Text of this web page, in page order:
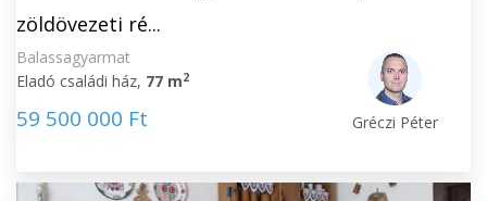
zöldövezeti ré...
Balassagyarmat
Eladó családi ház, 77 m2
59 500 000 Ft Gréczi Péter